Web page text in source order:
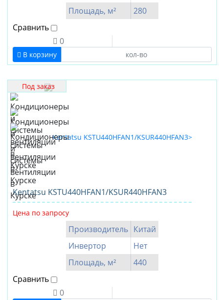
Площадь, м²
280
Сравнить
0
В корзину
Под заказ
Kentatsu KSTU440HFAN1/KSUR440HFAN3
Цена по запросу
Производитель Китай
Инвертор
Нет
Площадь, м²
440
Сравнить
0